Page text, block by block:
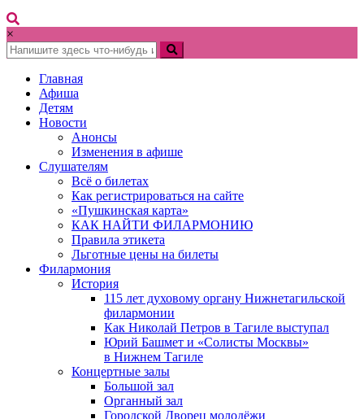
×
Главная
Афиша
Детям
Новости
Анонсы
Изменения в афише
Слушателям
Всё о билетах
Как регистрироваться на сайте
«Пушкинская карта»
КАК НАЙТИ ФИЛАРМОНИЮ
Правила этикета
Льготные цены на билеты
Филармония
История
115 лет духовому органу Нижнетагильской
филармонии
Как Николай Петров в Тагиле выступал
Юрий Башмет и «Солисты Москвы»
в Нижнем Тагиле
Концертные залы
Большой зал
Органный зал
Городской Дворец молодёжи